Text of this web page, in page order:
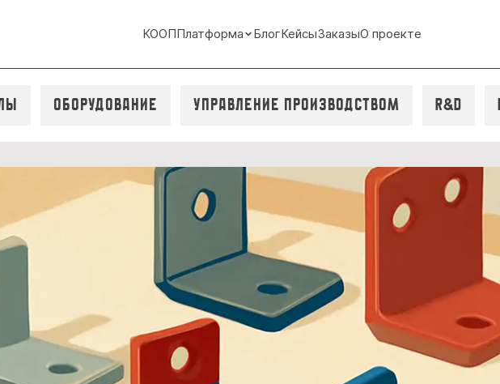
КООППлатформа БлогКейсыЗаказыО проекте
Оборудование Управление производством R&D